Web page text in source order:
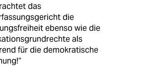
das
die
ebenso wie die
als
für die demokratische